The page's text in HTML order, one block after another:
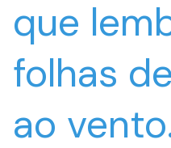
que
folhas
ao